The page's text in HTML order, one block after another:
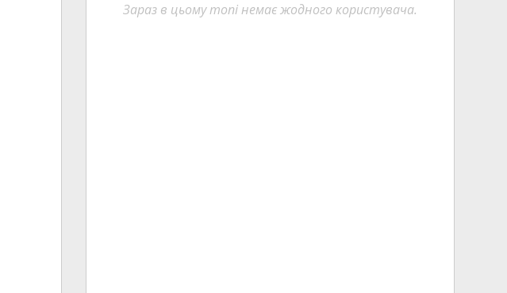
Зараз в цьому топі немає жодного користувача.